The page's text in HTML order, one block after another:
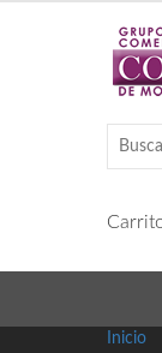
Inicio